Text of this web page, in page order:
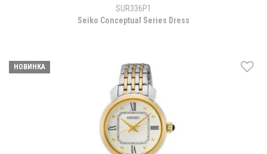
SUR336P1
Seiko Conceptual Series Dress
НОВИНКА